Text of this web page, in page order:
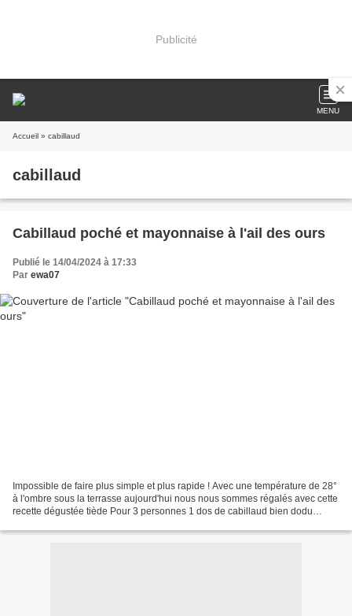
Publicité
MENU
Accueil » cabillaud
cabillaud
Cabillaud poché et mayonnaise à l'ail des ours
Publié le 14/04/2024 à 17:33
Par ewa07
Impossible de faire plus simple et plus rapide ! Avec une température de 28°
à l'ombre sous la terrasse aujourd'hui nous nous sommes régalés avec cette
recette dégustée tiède Pour 3 personnes 1 dos de cabillaud bien dodu